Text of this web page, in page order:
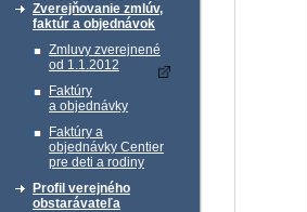
Zverejňovanie zmlúv,
faktúr a objednávok
Zmluvy zverejnené
od 1.1.2012
Faktúry
a objednávky
Faktúry a
objednávky Centier
pre deti a rodiny
Profil verejného
obstarávateľa